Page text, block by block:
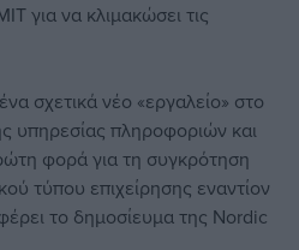
για να κλιμακώσει τις
σχετικά νέο «εργαλείο» στο
υπηρεσίας πληροφοριών και
φορά για τη συγκρότηση
τύπου επιχείρησης εναντίον
το δημοσίευμα της Nordic